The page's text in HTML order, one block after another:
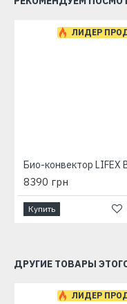
ЛИДЕР
8390 грн
Купить
ДРУГИЕ ТОВАРЫ
ЛИДЕР